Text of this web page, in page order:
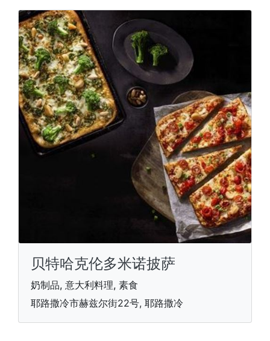
贝特哈克伦多米诺披萨
奶制品, 意大利料理, 素食
耶路撒冷市赫兹尔街22号, 耶路撒冷